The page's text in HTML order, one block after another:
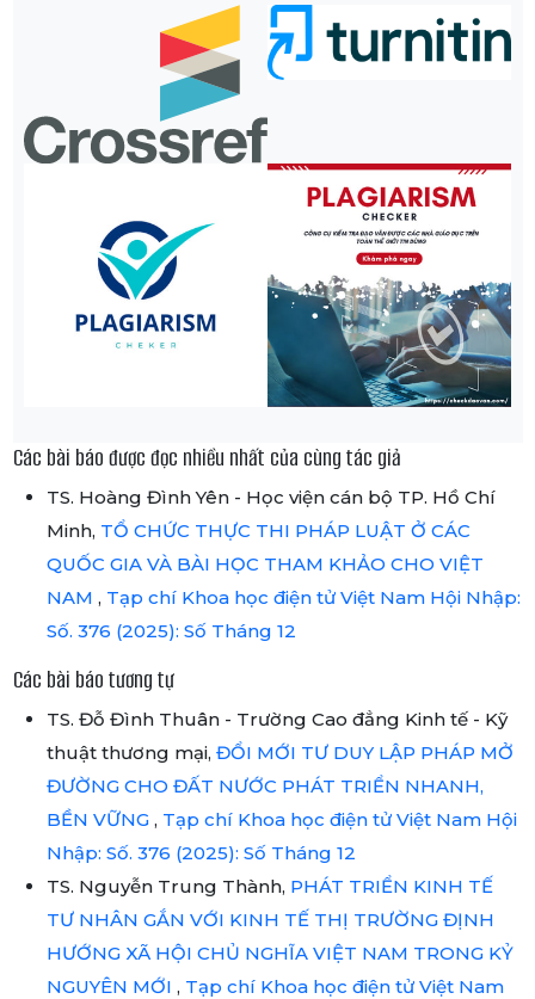
Các bài báo được đọc nhiều nhất của cùng tác giả
TS. Hoàng Đình Yên - Học viện cán bộ TP. Hồ Chí
Minh, TỔ CHỨC THỰC THI PHÁP LUẬT Ở CÁC
QUỐC GIA VÀ BÀI HỌC THAM KHẢO CHO VIỆT
NAM , Tạp chí Khoa học điện tử Việt Nam Hội Nhập:
Số. 376 (2025): Số Tháng 12
Các bài báo tương tự
TS. Đỗ Đình Thuân - Trường Cao đẳng Kinh tế - Kỹ
thuật thương mại, ĐỔI MỚI TƯ DUY LẬP PHÁP MỞ
ĐƯỜNG CHO ĐẤT NƯỚC PHÁT TRIỂN NHANH,
BỀN VỮNG , Tạp chí Khoa học điện tử Việt Nam Hội
Nhập: Số. 376 (2025): Số Tháng 12
TS. Nguyễn Trung Thành, PHÁT TRIỂN KINH TẾ
TƯ NHÂN GẮN VỚI KINH TẾ THỊ TRƯỜNG ĐỊNH
HƯỚNG XÃ HỘI CHỦ NGHĨA VIỆT NAM TRONG KỶ
NGUYÊN MỚI , Tạp chí Khoa học điện tử Việt Nam